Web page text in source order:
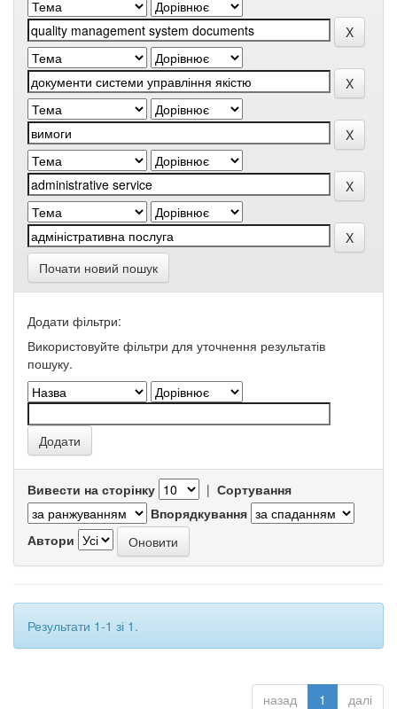
Почати новий пошук
Додати фільтри:
Використовуйте фільтри для уточнення результатів
пошуку.
Вивести на сторінку | Сортування
Впорядкування
Автори
Результати 1-1 зі 1.
назад 1 далі